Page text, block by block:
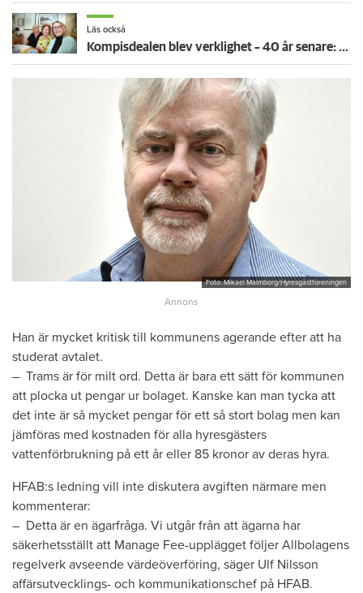
Läs också
Kompisdealen blev verklighet – 40 år senare: "Flera fina fördelar med att dela bostad"
Foto: Mikael Malmborg/Hyresgästföreningen
Han är mycket kritisk till kommunens agerande efter att ha
studerat avtalet.
– Trams är för milt ord. Detta är bara ett sätt för kommunen
att plocka ut pengar ur bolaget. Kanske kan man tycka att
det inte är så mycket pengar för ett så stort bolag men kan
jämföras med kostnaden för alla hyresgästers
vattenförbrukning på ett år eller 85 kronor av deras hyra.
HFAB:s ledning vill inte diskutera avgiften närmare men
kommenterar:
– Detta är en ägarfråga. Vi utgår från att ägarna har
säkerhetsställt att Manage Fee-upplägget följer Allbolagens
regelverk avseende värdeöverföring, säger Ulf Nilsson
affärsutvecklings- och kommunikationschef på HFAB.